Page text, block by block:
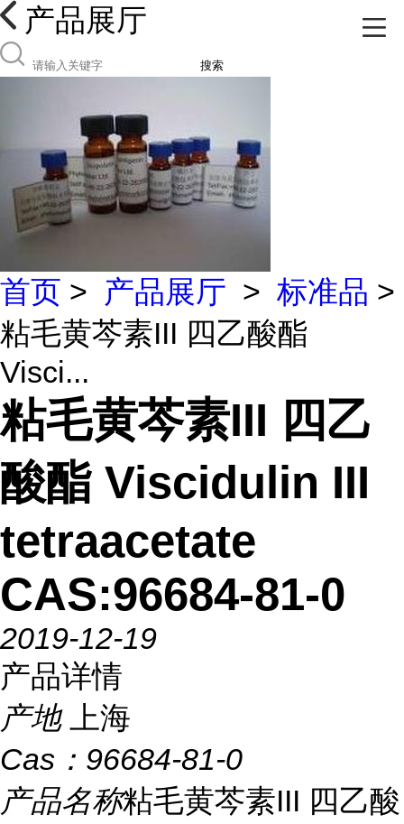
产品展厅
搜索
首页 > 产品展厅 > 标准品 >
粘毛黄芩素III 四乙酸酯
Visci...
粘毛黄芩素III 四乙
酸酯 Viscidulin III
tetraacetate
CAS:96684-81-0
2019-12-19
产品详情
产地
上海
Cas： 96684-81-0
产品名称粘毛黄芩素III 四乙酸